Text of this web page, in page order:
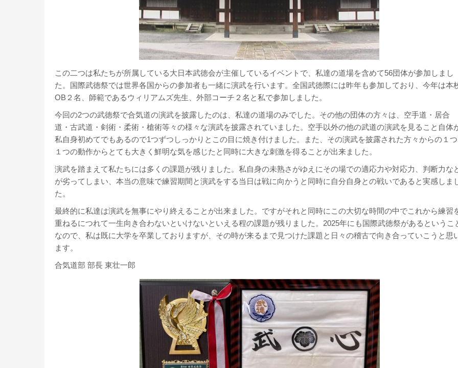
この二つは私たちが所属している大日本武徳会が主催しているイベントで、私達の道場を含めて56団体が参加しまし
た。国際武徳祭では世界各国からの参加者も一緒に演武を行います。全国武徳際には昨年も参加しており、今年は本
OB２名、師範であるウィリアムズ先生、外部コーチ２名と私で参加しました。
今回の2つの武徳祭で合気道の演武を披露したのは、私達の道場のみでした。その他の団体の方々は、空手道・居合
道・古武道・剣術・柔術・槍術等々の様々な演武を披露されていました。空手以外の他の武道の演武を見ること自体
私自身初めてでもあるので1つずつしっかりとこの目に焼き付けました。また、その演武を披露された方々からの１つ
１つの動作からとても大きく鮮明な気を感じたと同時に大きな刺激を得ることが出来ました。
演武を踏まえて私たちには多くの課題が残りました。私自身の未熟さがゆえにその場での適応力や対応力、判断力な
が劣ってしまい、本当の意味で練習期間と演武をする当日は戦に向かうと同時に自分自身との戦いであると実感しま
た。
最終的に私達は演武を無事にやり終えることが出来ました。ですがそれと同時にこの大切な時間の中でこれから練習
重ねるにつれて一生向き合わないといけないといえる程の課題が残りました。2025年にも国際武徳祭があるというこ
なので、私は既に大学を卒業しておりますが、その時が来るまで見つけた課題と日々の稽古で向き合っていこうと思
ます。
合気道部 部長 東壮一郎